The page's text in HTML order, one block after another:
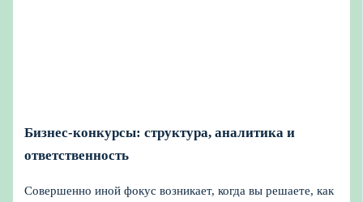
Бизнес-конкурсы: структура, аналитика и
ответственность
Совершенно иной фокус возникает, когда вы решаете, как